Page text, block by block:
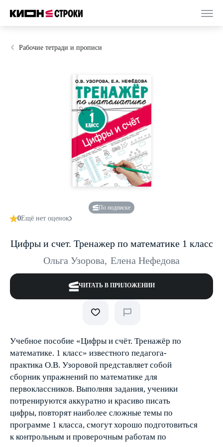
Рабочие тетради и прописи
По подписке
0Ещё нет оценок
Цифры и счет. Тренажер по математике 1 класс
Ольга Узорова, Елена Нефедова
ЧИТАТЬ В ПРИЛОЖЕНИИ
Учебное пособие «Цифры и счёт. Тренажёр по
математике. 1 класс» известного педагога-
практика О.В. Узоровой представляет собой
сборник упражнений по математике для
первоклассников. Выполняя задания, ученики
потренируются аккуратно и красиво писать
цифры, повторят наиболее сложные темы по
программе 1 класса, смогут хорошо подготовиться
к контрольным и проверочным работам по